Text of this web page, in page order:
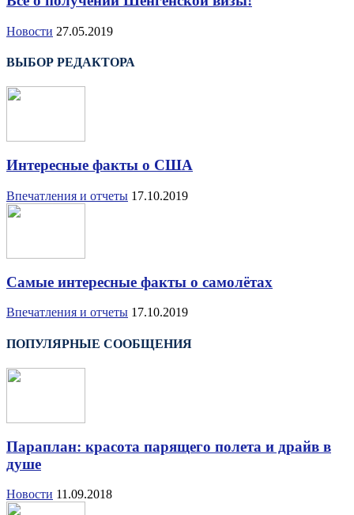
Новости 27.05.2019
ВЫБОР РЕДАКТОРА
Интересные факты о США
Впечатления и отчеты 17.10.2019
Самые интересные факты о самолётах
Впечатления и отчеты 17.10.2019
ПОПУЛЯРНЫЕ СООБЩЕНИЯ
Параплан: красота парящего полета и драйв в
душе
Новости 11.09.2018